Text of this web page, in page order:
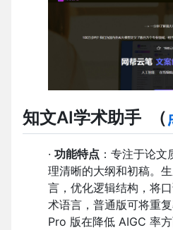
知文AI学术助手 （
· 功能特点 ：专注于论
理清晰的大纲和初稿。
言，优化逻辑结构，将
术语言，普通版可将重
Pro 版在降低 AIGC 率